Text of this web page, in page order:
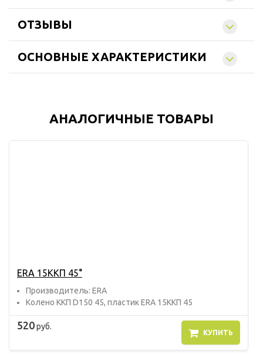
ОТЗЫВЫ
ОСНОВНЫЕ ХАРАКТЕРИСТИКИ
АНАЛОГИЧНЫЕ ТОВАРЫ
ERA 15ККП 45°
Прoизвoдитель: ERA
Колено ККП D150 45, пластик ERA 15ККП 45
520руб.
КУПИТЬ